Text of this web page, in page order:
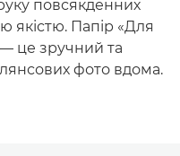
повсякденних
якістю. Папір «Для
це зручний та
фото вдома.